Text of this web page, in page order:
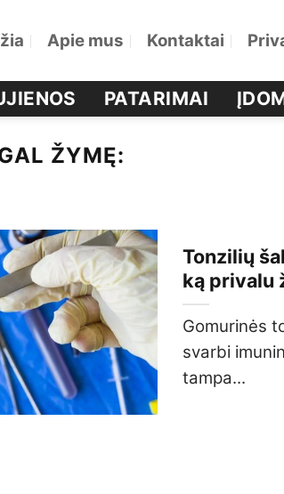
Apie mus Kontaktai
PATARIMAI
ŽYMĘ:
Tonzilių
ką privalu
Gomurinės
svarbi
tampa...